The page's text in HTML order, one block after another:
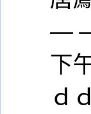
—
下
ｄ